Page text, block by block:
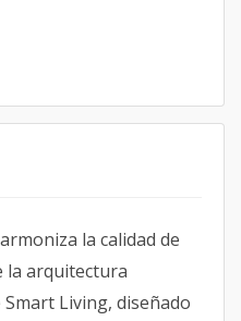
la calidad de
la arquitectura
Living, diseñado